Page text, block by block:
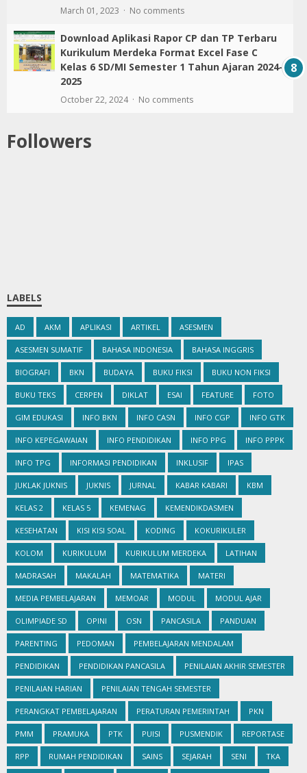
March 01, 2023 No comments
Download Aplikasi Rapor CP dan TP Terbaru
Kurikulum Merdeka Format Excel Fase C
Kelas 6 SD/MI Semester 1 Tahun Ajaran 2024-
2025
October 22, 2024 No comments
Followers
LABELS
AD AKM APLIKASI ARTIKEL ASESMEN
ASESMEN SUMATIF BAHASA INDONESIA BAHASA INGGRIS
BIOGRAFI BKN BUDAYA BUKU FIKSI BUKU NON FIKSI
BUKU TEKS CERPEN DIKLAT ESAI FEATURE FOTO
GIM EDUKASI INFO BKN INFO CASN INFO CGP INFO GTK
INFO KEPEGAWAIAN INFO PENDIDIKAN INFO PPG INFO PPPK
INFO TPG INFORMASI PENDIDIKAN INKLUSIF IPAS
JUKLAK JUKNIS JUKNIS JURNAL KABAR KABARI KBM
KELAS 2 KELAS 5 KEMENAG KEMENDIKDASMEN
KESEHATAN KISI KISI SOAL KODING KOKURIKULER
KOLOM KURIKULUM KURIKULUM MERDEKA LATIHAN
MADRASAH MAKALAH MATEMATIKA MATERI
MEDIA PEMBELAJARAN MEMOAR MODUL MODUL AJAR
OLIMPIADE SD OPINI OSN PANCASILA PANDUAN
PARENTING PEDOMAN PEMBELAJARAN MENDALAM
PENDIDIKAN PENDIDIKAN PANCASILA PENILAIAN AKHIR SEMESTER
PENILAIAN HARIAN PENILAIAN TENGAH SEMESTER
PERANGKAT PEMBELAJARAN PERATURAN PEMERINTAH PKN
PMM PRAMUKA PTK PUISI PUSMENDIK REPORTASE
RPP RUMAH PENDIDIKAN SAINS SEJARAH SENI TKA